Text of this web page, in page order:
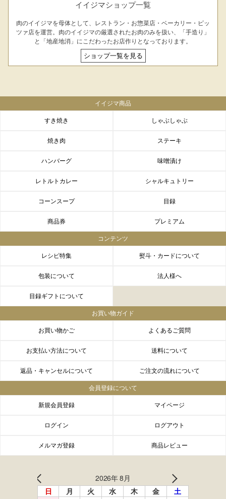
イイジマショップ一覧
肉のイイジマを母体として、レストラン・お惣菜店・ベーカリー・ピッ
ツァ店を運営。肉のイイジマの厳選されたお肉のみを扱い、「手造り」
と「地産地消」にこだわったお店作りとなっております。
ショップ一覧を見る
イイジマ商品
すき焼き しゃぶしゃぶ
焼き肉 ステーキ
ハンバーグ 味噌漬け
レトルトカレー シャルキュトリー
コーンスープ 目録
商品券 プレミアム
コンテンツ
レシピ特集 熨斗・カードについて
包装について 法人様へ
目録ギフトについて
お買い物ガイド
お買い物かご よくあるご質問
お支払い方法について 送料について
返品・キャンセルについて ご注文の流れについて
会員登録について
新規会員登録 マイページ
ログイン ログアウト
メルマガ登録 商品レビュー